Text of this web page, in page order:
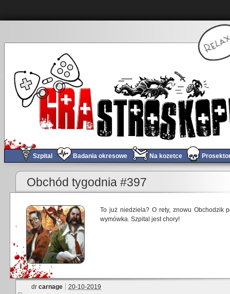
Szpital Badania okresowe Na kozetce
Obchód tygodnia #397
To już niedziela? O rety, znowu Obchodzik
wymówka. Szpital jest chory!
dr carnage 20-10-2019